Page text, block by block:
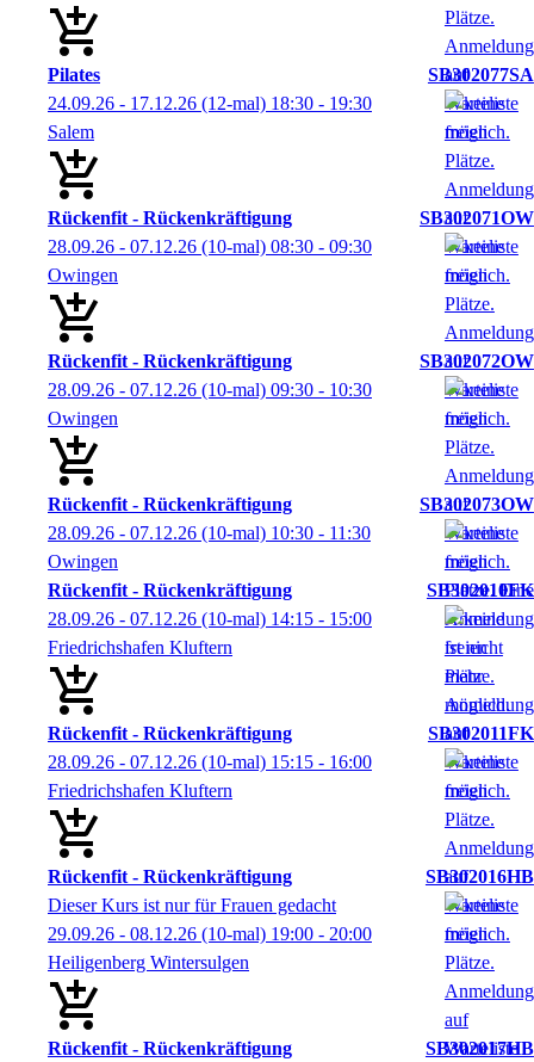
Pilates
SB302077SA
24.09.26 - 17.12.26 (12-mal) 18:30 - 19:30
Salem
Rückenfit - Rückenkräftigung
SB302071OW
28.09.26 - 07.12.26 (10-mal) 08:30 - 09:30
Owingen
Rückenfit - Rückenkräftigung
SB302072OW
28.09.26 - 07.12.26 (10-mal) 09:30 - 10:30
Owingen
Rückenfit - Rückenkräftigung
SB302073OW
28.09.26 - 07.12.26 (10-mal) 10:30 - 11:30
Owingen
Rückenfit - Rückenkräftigung
SB302010FK
28.09.26 - 07.12.26 (10-mal) 14:15 - 15:00
Friedrichshafen Kluftern
Rückenfit - Rückenkräftigung
SB302011FK
28.09.26 - 07.12.26 (10-mal) 15:15 - 16:00
Friedrichshafen Kluftern
Rückenfit - Rückenkräftigung
SB302016HB
Dieser Kurs ist nur für Frauen gedacht
29.09.26 - 08.12.26 (10-mal) 19:00 - 20:00
Heiligenberg Wintersulgen
Rückenfit - Rückenkräftigung
SB302017HB